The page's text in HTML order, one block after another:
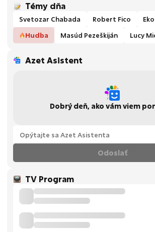
Témy dňa
Svetozar Chabada Robert Fico
Hudba
Masúd Pezeškiján Lucy
Azet Asistent
Dobrý deň, ako vám viem
Odoslať
TV Program